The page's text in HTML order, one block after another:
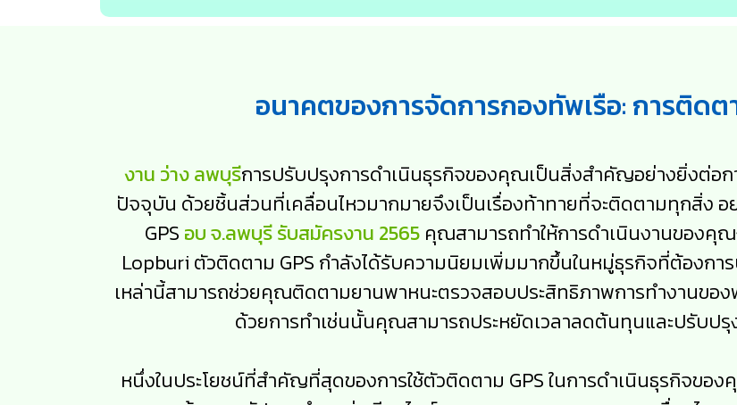
อนาคตของการจัดการกองทัพเรือ: การติดต
งาน ว่าง ลพบุรีการปรับปรุงการดำเนินธุรกิจของคุณเป็นสิ่งสำคัญอย่างยิ่งต่อกา
ปัจจุบัน ด้วยชิ้นส่วนที่เคลื่อนไหวมากมายจึงเป็นเรื่องท้าทายที่จะติดตามทุกสิ่ง
GPS อบ จ.ลพบุรี รับสมัครงาน 2565 คุณสามารถทำให้การดำเนินงานของคุณ
Lopburi ตัวติดตาม GPS กำลังได้รับความนิยมเพิ่มมากขึ้นในหมู่ธุรกิจที่ต้องก
เหล่านี้สามารถช่วยคุณติดตามยานพาหนะตรวจสอบประสิทธิภาพการทำงานขอ
ด้วยการทำเช่นนั้นคุณสามารถประหยัดเวลาลดต้นทุนและปรับป
หนึ่งในประโยชน์ที่สำคัญที่สุดของการใช้ตัวติดตาม GPS ในการดำเนินธุรกิจข